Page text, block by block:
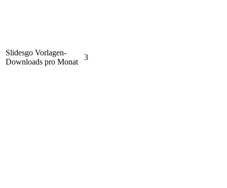
Slidesgo Vorlagen-
Downloads pro Monat
3